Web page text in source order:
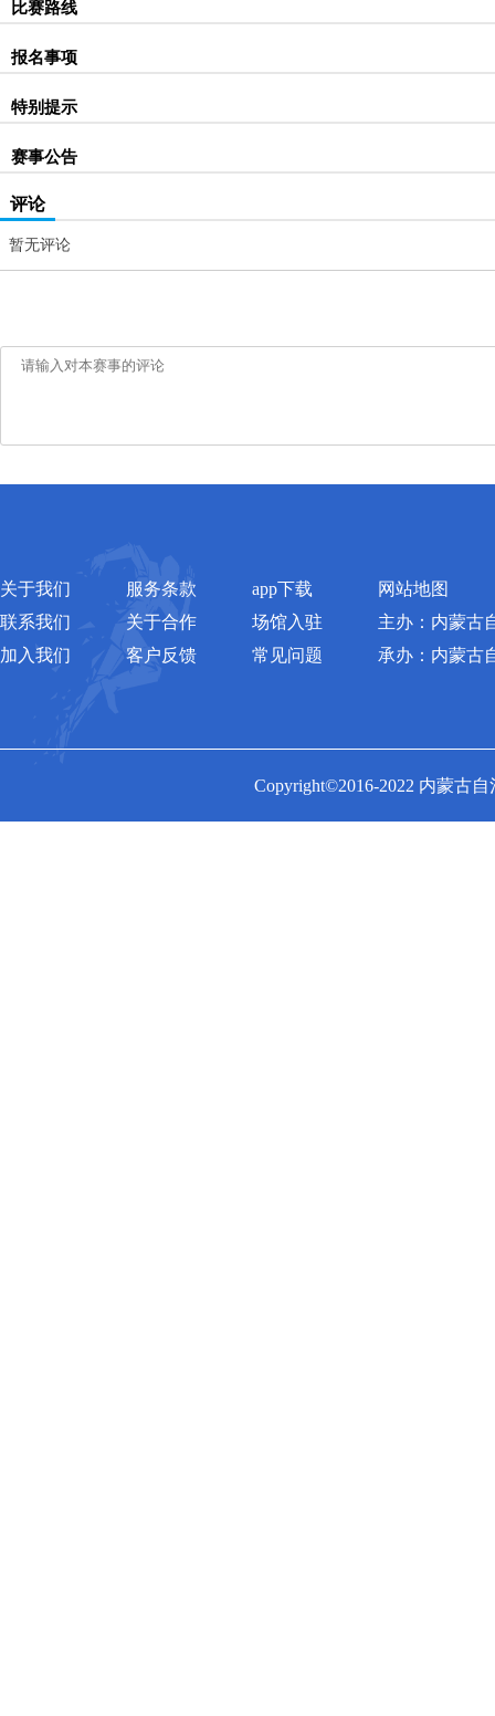
比赛路线
报名事项
特别提示
赛事公告
评论
暂无评论
关于我们
联系我们
加入我们
服务条款
关于合作
客户反馈
app下载
场馆入驻
常见问题
网站地图
主办：内蒙古
承办：内蒙古
Copyright©2016-2022 内蒙古